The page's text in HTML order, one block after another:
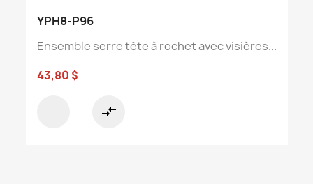
YPH8-P96
Ensemble serre tête à rochet avec visières...
43,80 $
compare_arrows